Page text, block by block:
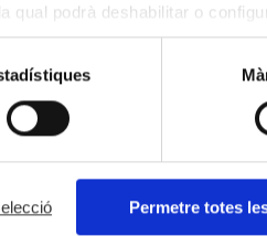
qual podrà deshabilitar o
Permetre totes